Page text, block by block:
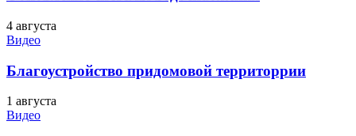
4 августа
Видео
Благоустройство придомовой территоррии
1 августа
Видео